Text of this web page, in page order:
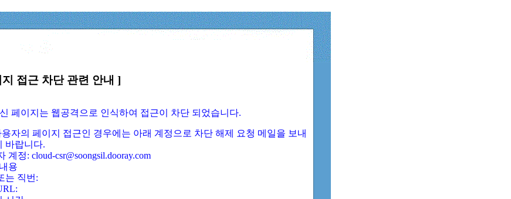
접근 차단 관련 안내 ]
페이지는 웹공격으로 인식하여 접근이 차단 되었습니다.
자의 페이지 접근인 경우에는 아래 계정으로 차단 해제 요청 메일을 보내
바랍니다.
계정: cloud-csr@soongsil.dooray.com
용
는 직번: